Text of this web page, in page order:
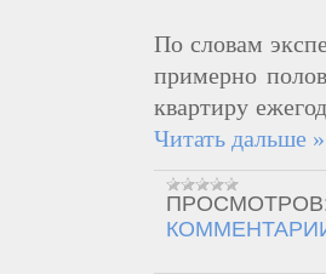
По словам
примерно
квартиру
Читать дальше »